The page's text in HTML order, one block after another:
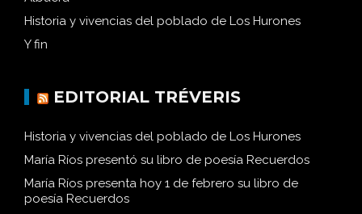
Historia y vivencias del poblado de Los Hurones
Y fin
EDITORIAL TRÉVERIS
Historia y vivencias del poblado de Los Hurones
María Ríos presentó su libro de poesía Recuerdos
María Ríos presenta hoy 1 de febrero su libro de
poesía Recuerdos